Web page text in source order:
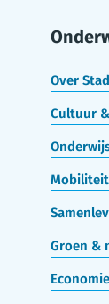
Over
Cultuur
Mobiliteit
Groen &
Economie